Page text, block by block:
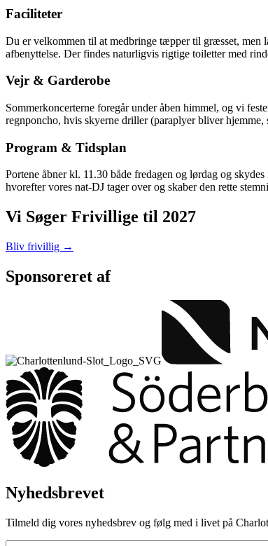
Faciliteter
Du er velkommen til at medbringe tæpper til græsset, men
afbenyttelse. Der findes naturligvis rigtige toiletter med
Vejr & Garderobe
Sommerkoncerterne foregår under åben himmel, og vi
regnponcho, hvis skyerne driller (paraplyer bliver hjemme,
Program & Tidsplan
Portene åbner kl. 11.30 både fredagen og lørdag og
hvorefter vores nat-DJ tager over og skaber den rette
Vi Søger Frivillige til 2027
Bliv frivillig →
Sponsoreret af
Nyhedsbrevet
Tilmeld dig vores nyhedsbrev og følg med i livet på